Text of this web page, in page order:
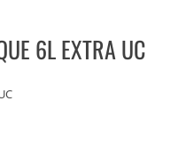
6L EXTRA UC